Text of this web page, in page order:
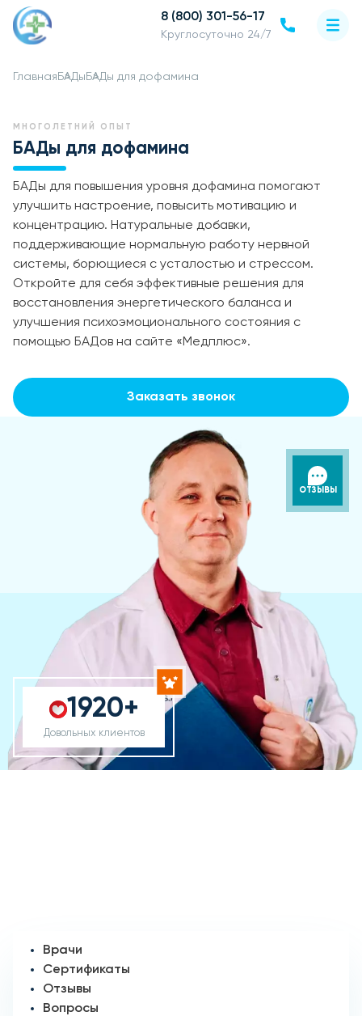
8 (800) 301-56-17
Круглосуточно 24/7
Главная БАДы БАДы для дофамина
МНОГОЛЕТНИЙ ОПЫТ
БАДы для дофамина
БАДы для повышения уровня дофамина помогают
улучшить настроение, повысить мотивацию и
концентрацию. Натуральные добавки,
поддерживающие нормальную работу нервной
системы, борющиеся с усталостью и стрессом.
Откройте для себя эффективные решения для
восстановления энергетического баланса и
улучшения психоэмоционального состояния с
помощью БАДов на сайте «Медплюс».
Заказать звонок
1920+
Довольных клиентов
ОТЗЫВЫ
Врачи
Сертификаты
Отзывы
Вопросы